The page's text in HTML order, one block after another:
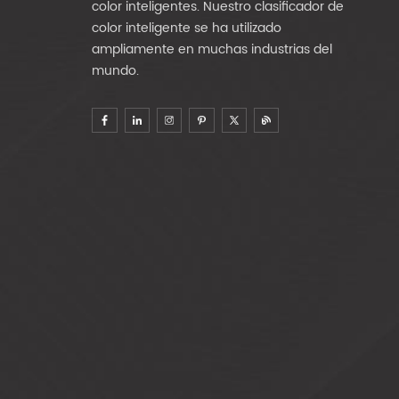
color inteligentes. Nuestro clasificador de
color inteligente se ha utilizado
ampliamente en muchas industrias del
mundo.